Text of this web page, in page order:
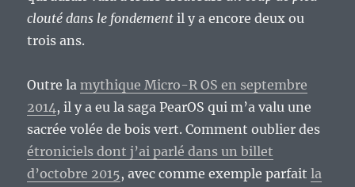
clouté dans le fondement il y a encore deux ou
trois ans.
Outre lamythique Micro-R OS en septembre
2014, il y a eu la saga PearOS qui m’a valu une
sacrée volée de bois vert. Comment oublier des
étroniciels dont j’ai parlé dans un billet
d’octobre 2015, avec comme exemple parfaitla